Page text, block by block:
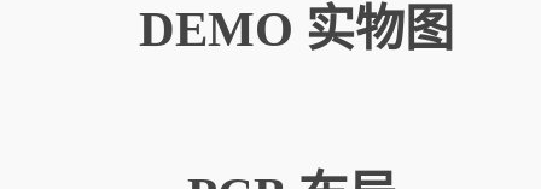
DEMO 实物图